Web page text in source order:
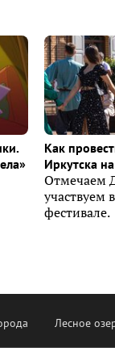
Как
Иркутска
Отмечаем
участвуем
фестивале.
Лесное